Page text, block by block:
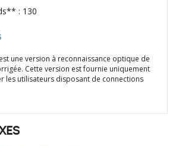
: 130
une version à reconnaissance optique de
Cette version est fournie uniquement
les utilisateurs disposant de connections